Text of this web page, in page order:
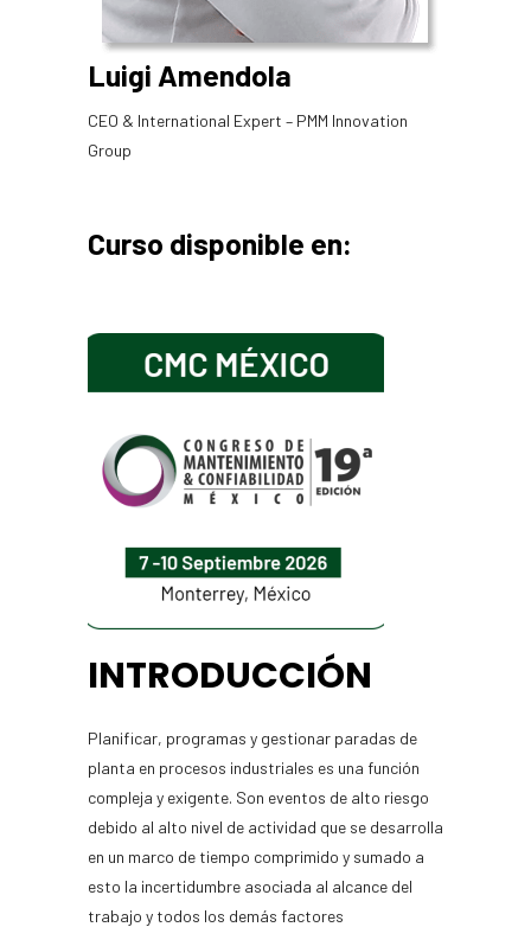
Luigi Amendola
CEO & International Expert – PMM Innovation
Group
Curso disponible en:
INTRODUCCIÓN
Planificar, programas y gestionar paradas de
planta en procesos industriales es una función
compleja y exigente. Son eventos de alto riesgo
debido al alto nivel de actividad que se desarrolla
en un marco de tiempo comprimido y sumado a
esto la incertidumbre asociada al alcance del
trabajo y todos los demás factores